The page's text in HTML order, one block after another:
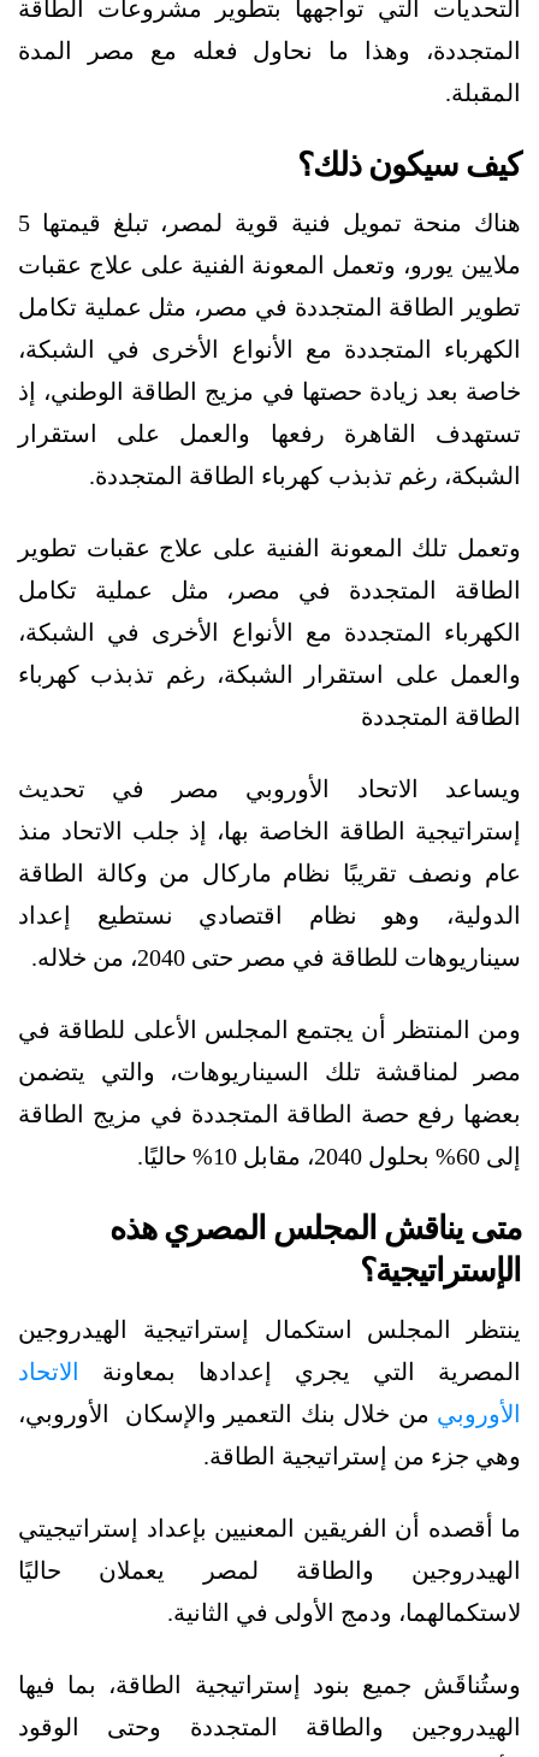
التحديات التي تواجهها بتطوير مشروعات الطاقة
المتجددة، وهذا ما نحاول فعله مع مصر المدة
المقبلة.
كيف سيكون ذلك؟
هناك منحة تمويل فنية قوية لمصر، تبلغ قيمتها 5
ملايين يورو، وتعمل المعونة الفنية على علاج عقبات
تطوير الطاقة المتجددة في مصر، مثل عملية تكامل
الكهرباء المتجددة مع الأنواع الأخرى في الشبكة،
خاصة بعد زيادة حصتها في مزيج الطاقة الوطني، إذ
تستهدف القاهرة رفعها والعمل على استقرار
الشبكة، رغم تذبذب كهرباء الطاقة المتجددة.
وتعمل تلك المعونة الفنية على علاج عقبات تطوير
الطاقة المتجددة في مصر، مثل عملية تكامل
الكهرباء المتجددة مع الأنواع الأخرى في الشبكة،
والعمل على استقرار الشبكة، رغم تذبذب كهرباء
الطاقة المتجددة
ويساعد الاتحاد الأوروبي مصر في تحديث
إستراتيجية الطاقة الخاصة بها، إذ جلب الاتحاد منذ
عام ونصف تقريبًا نظام ماركال من وكالة الطاقة
الدولية، وهو نظام اقتصادي نستطيع إعداد
سيناريوهات للطاقة في مصر حتى 2040، من خلاله.
ومن المنتظر أن يجتمع المجلس الأعلى للطاقة في
مصر لمناقشة تلك السيناريوهات، والتي يتضمن
بعضها رفع حصة الطاقة المتجددة في مزيج الطاقة
إلى 60% بحلول 2040، مقابل 10% حاليًا.
متى يناقش المجلس المصري هذه
الإستراتيجية؟
ينتظر المجلس استكمال إستراتيجية الهيدروجين
المصرية التي يجري إعدادها بمعاونة الاتحاد
الأوروبي من خلال بنك التعمير والإسكان الأوروبي،
وهي جزء من إستراتيجية الطاقة.
ما أقصده أن الفريقين المعنيين بإعداد إستراتيجيتي
الهيدروجين والطاقة لمصر يعملان حاليًا
لاستكمالهما، ودمج الأولى في الثانية.
وستُناقَش جميع بنود إستراتيجية الطاقة، بما فيها
الهيدروجين والطاقة المتجددة وحتى الوقود